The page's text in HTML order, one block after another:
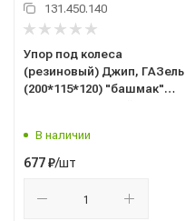
131.450.140
Упор под колеса
(резиновый) Джип, ГАЗель
(200*115*120) "башмак"
В наличии
677₽/шт